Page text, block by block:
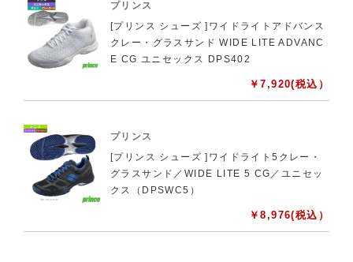
プリンス
[プリンス シューズ ]ワイドライトアドバンス
クレー・グラスサンド WIDE LITE ADVANC
E CG ユニセックス DPS402
￥7,920(税込）
プリンス
[プリンス シューズ ]ワイドライト5クレー・
グラスサンド／WIDE LITE 5 CG／ユニセッ
クス（DPSWC5）
￥8,976(税込）